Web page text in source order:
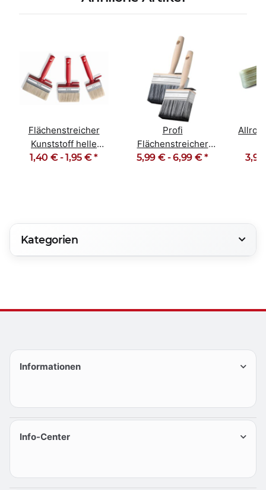
Flächenstreicher
Kunststoff helle
Mischborste 70-150
1,40 € -1,95 €*
Profi
Flächenstreicher
Deckenbürste 100-
5,99 € -6,99 €*
Kategorien
Informationen
Info-Center